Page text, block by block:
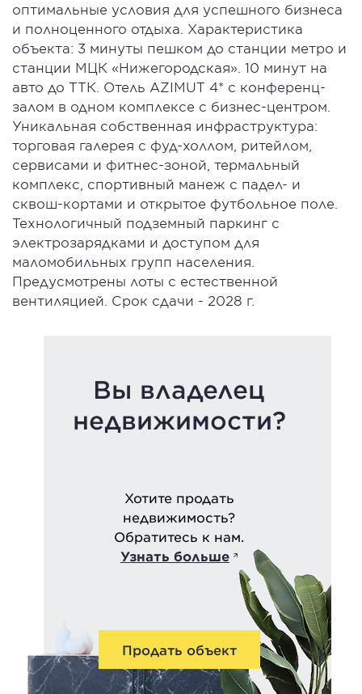
оптимальные условия для успешного бизнеса
и полноценного отдыха. Характеристика
объекта: 3 минуты пешком до станции метро и
станции МЦК «Нижегородская». 10 минут на
авто до ТТК. Отель AZIMUT 4* с конференц-
залом в одном комплексе с бизнес-центром.
Уникальная собственная инфраструктура:
торговая галерея с фуд-холлом, ритейлом,
сервисами и фитнес-зоной, термальный
комплекс, спортивный манеж с падел- и
сквош-кортами и открытое футбольное поле.
Технологичный подземный паркинг с
электрозарядками и доступом для
маломобильных групп населения.
Предусмотрены лоты с естественной
вентиляцией. Срок сдачи - 2028 г.
Вы владелец
недвижимости?
Хотите продать
недвижимость?
Обратитесь к нам.
Узнать больше
Продать объект